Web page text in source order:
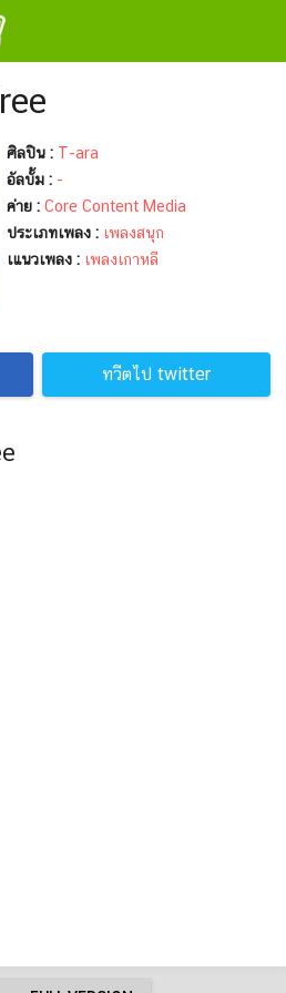
ศิลปิน : T-ara
อัลบั้ม : -
ค่าย : Core Content Media
ประเภทเพลง : เพลงสนุก
เแนวเพลง : เพลงเกาหลี
ทวีตไป twitter